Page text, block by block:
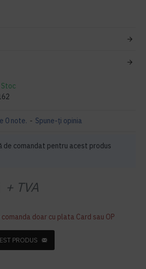
0 note. - Spune-ţi opinia
+ TVA
doar cu plata Card sau OP
de comandat pentru acest produs
PRODUS